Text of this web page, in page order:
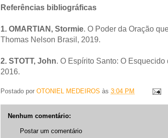
Referências bibliográficas
1. OMARTIAN, Stormie. O Poder da Oração
Thomas Nelson Brasil, 2019.
2. STOTT, John. O Espírito Santo: O
2016.
Postado por OTONIEL MEDEIROS às 3:04 PM
Nenhum comentário:
Postar um comentário